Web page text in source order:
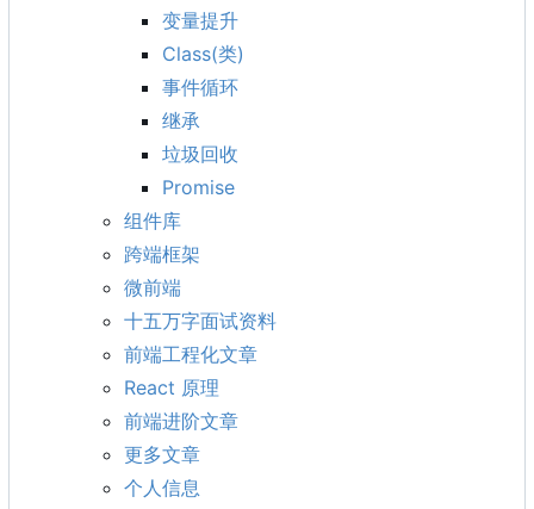
变量提升
Class(类)
事件循环
继承
垃圾回收
Promise
组件库
跨端框架
微前端
十五万字面试资料
前端工程化文章
React 原理
前端进阶文章
更多文章
个人信息